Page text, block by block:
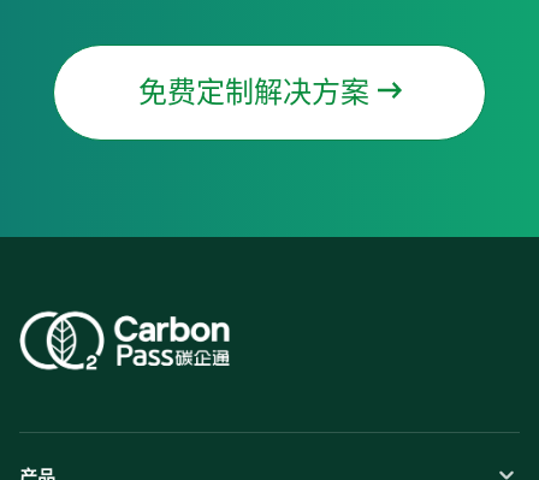
免费定制解决方案